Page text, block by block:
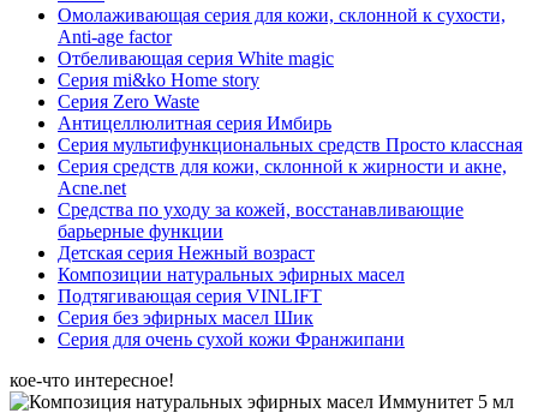
Омолаживающая серия для кожи, склонной к сухости,
Anti-age factor
Отбеливающая серия White magic
Серия mi&ko Home story
Серия Zero Waste
Антицеллюлитная серия Имбирь
Серия мультифункциональных средств Просто классная
Серия средств для кожи, склонной к жирности и акне,
Acne.net
Средства по уходу за кожей, восстанавливающие
барьерные функции
Детская серия Нежный возраст
Композиции натуральных эфирных масел
Подтягивающая серия VINLIFT
Серия без эфирных масел Шик
Серия для очень сухой кожи Франжипани
кое-что интересное!